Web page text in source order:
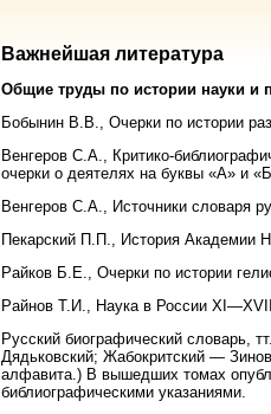
Важнейшая литература
Общие труды по истории науки и
Бобынин В.В., Очерки по истории
Венгеров С.А., Критико-
очерки о деятелях на буквы «А» и
Венгеров С.А., Источники словаря
Пекарский П.П., История Академии
Райков Б.Е., Очерки по истории
Райнов Т.И., Наука в России
Русский биографический
Дядьковский; Жабокритский —
алфавита.) В вышедших томах
библиографическими указаниями.